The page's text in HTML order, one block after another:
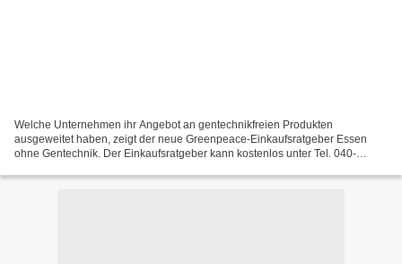
Welche Unternehmen ihr Angebot an gentechnikfreien Produkten
ausgeweitet haben, zeigt der neue Greenpeace-Einkaufsratgeber Essen
ohne Gentechnik. Der Einkaufsratgeber kann kostenlos unter Tel. 040-